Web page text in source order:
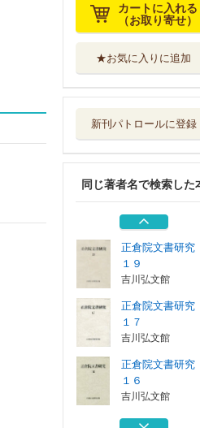
カートに入れる
（お取り寄せ）
★お気に入りに追加
新刊パトロールに登録
同じ著者名で検索した
正倉院文書研
１６
正倉院文書研究
吉川弘文館
正倉院文書研
１３
吉川弘文館
正倉院文書研究
１９
吉川弘文館
正倉院文書研究
１７
吉川弘文館
正倉院文書研究
１６
吉川弘文館
正倉院文書研究